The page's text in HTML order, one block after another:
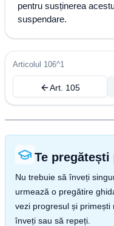
pentru susținerea
suspendare.
Articolul 106^1
Art. 105
Te
Nu trebuie să înveți
urmează o pregătire
vezi progresul și
înveți sau să repeți.